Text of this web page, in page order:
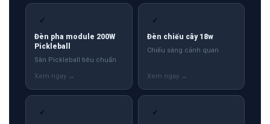
✓
Đèn pha module 200W
Pickleball
Sân Pickleball tiêu chuẩn
✓
Đèn chiếu cây 18w
Chiếu sáng cảnh quan
✓ ✓